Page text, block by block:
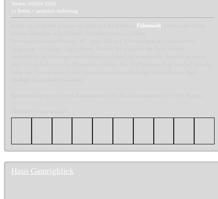
Telefon: 035024 70205
11 Betten + zusätzlich Aufbettung
Felsenwelt
Haus Gamrigblick